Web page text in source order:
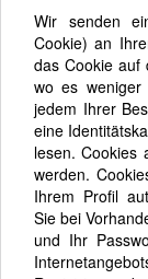
Wir senden
Cookie) an
das Cookie auf
wo es weniger
jedem Ihrer
eine
lesen. Cookies
werden.
Ihrem Profil
Sie bei
und Ihr